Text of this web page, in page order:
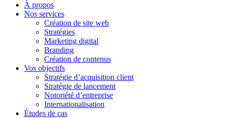
À propos
Nos services
Création de site web
Stratégies
Marketing digital
Branding
Création de contenus
Vos objectifs
Stratégie d’acquisition client
Stratégie de lancement
Notoriété d’entreprise
Internationalisation
Études de cas